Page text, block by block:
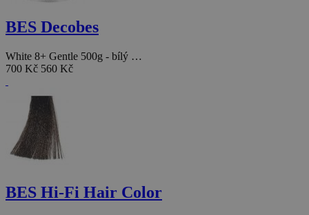
BES Decobes
White 8+ Gentle 500g - bílý …
700 Kč 560 Kč
BES Hi-Fi Hair Color